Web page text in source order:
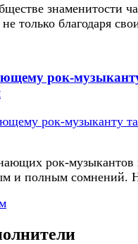
знаменитости
только благодаря
рок-
рок-музыкантов
и полным сомнений.